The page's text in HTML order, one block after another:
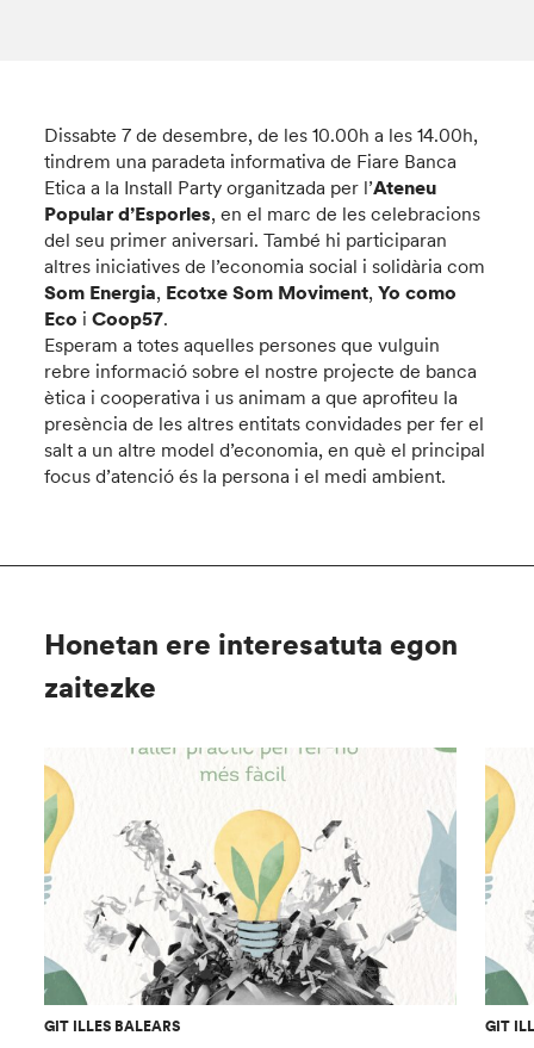
Dissabte 7 de desembre, de les 10.00h a les 14.00h,
tindrem una paradeta informativa de Fiare Banca
Etica a la Install Party organitzada per l’Ateneu
Popular d’Esporles, en el marc de les celebracions
del seu primer aniversari. També hi participaran
altres iniciatives de l’economia social i solidària com
Som Energia, Ecotxe Som Moviment,Yo como
Eco iCoop57.
Esperam a totes aquelles persones que vulguin
rebre informació sobre el nostre projecte de banca
ètica i cooperativa i us animam a que aprofiteu la
presència de les altres entitats convidades per fer el
salt a un altre model d’economia, en què el principal
focus d’atenció és la persona i el medi ambient.
Honetan ere interesatuta egon
zaitezke
GIT ILLES BALEARS GIT